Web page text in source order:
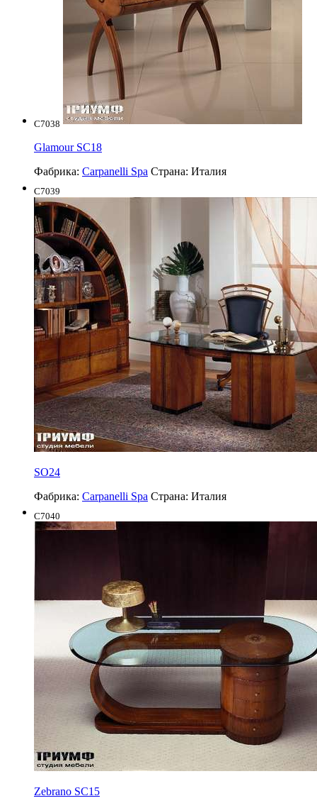
C7038
Glamour SC18
Фабрика: Carpanelli Spa Страна: Италия
C7039
SO24
Фабрика: Carpanelli Spa Страна: Италия
C7040
Zebrano SC15